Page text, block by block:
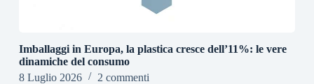
Imballaggi in Europa, la plastica cresce dell’11%: le vere
dinamiche del consumo
8 Luglio 2026
2 commenti